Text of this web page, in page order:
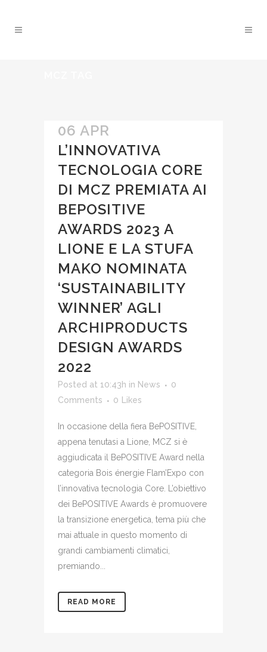
06 APR
L’INNOVATIVA
TECNOLOGIA CORE
DI MCZ PREMIATA AI
BEPOSITIVE
AWARDS 2023 A
LIONE E LA STUFA
MAKO NOMINATA
‘SUSTAINABILITY
WINNER’ AGLI
ARCHIPRODUCTS
DESIGN AWARDS
2022
Posted at 10:43h in News
0
Comments
0 Likes
In occasione della fiera BePOSITIVE,
appena tenutasi a Lione, MCZ si è
aggiudicata il BePOSITIVE Award nella
categoria Bois énergie Flam’Expo con
l’innovativa tecnologia Core. L’obiettivo
dei BePOSITIVE Awards è promuovere
la transizione energetica, tema più che
mai attuale in questo momento di
grandi cambiamenti climatici,
premiando...
READ MORE